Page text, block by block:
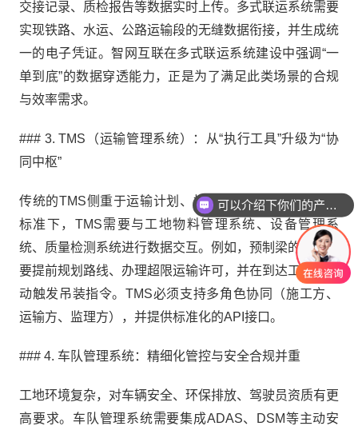
交接记录、质检报告等数据实时上传。多式联运系统需要
实现铁路、水运、公路运输段的无缝数据衔接，并生成统
一的电子凭证。智网互联在多式联运系统建设中强调“一
单到底”的数据穿透能力，正是为了满足此类场景的合规
与效率需求。
### 3. TMS（运输管理系统）：从“执行工具”升级为“协
同中枢”
传统的TMS侧重于运输计划、执行与结算。在智慧工地
标准下，TMS需要与工地物料管理系统、设备管理系
统、质量检测系统进行数据交互。例如，预制梁的运输需
要提前规划路线、办理超限运输许可，并在到达工地后自
动触发吊装指令。TMS必须支持多角色协同（施工方、
运输方、监理方），并提供标准化的API接口。
### 4. 车队管理系统：精细化管控与安全合规并重
工地环境复杂，对车辆安全、环保排放、驾驶员资质有更
高要求。车队管理系统需要集成ADAS、DSM等主动安
可以介绍下你们的产品么